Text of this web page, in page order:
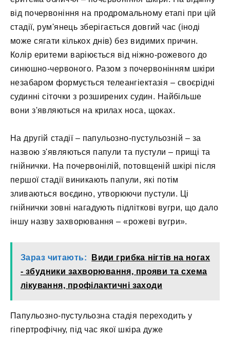
від почервоніння на продромальному етапі при цій
стадії, рум'янець зберігається довгий час (іноді
може сягати кількох днів) без видимих причин.
Колір еритеми варіюється від ніжно-рожевого до
синюшно-червоного. Разом з почервонінням шкіри
незабаром формується телеангіектазія – своєрідні
судинні сіточки з розширених судин. Найбільше
вони з'являються на крилах носа, щоках.
На другій стадії – папульозно-пустульозній – за
назвою з'являються папули та пустули – прищі та
гнійнички. На почервонілій, потовщеній шкірі після
першої стадії виникають папули, які потім
зливаються воєдино, утворюючи пустули. Ці
гнійнички зовні нагадують підліткові вугри, що дало
іншу назву захворювання – «рожеві вугри».
Зараз читають:
Види грибка нігтів на ногах
- збудники захворювання, прояви та схема
лікування, профілактичні заходи
Папульозно-пустульозна стадія переходить у
гіпертрофічну, під час якої шкіра дуже